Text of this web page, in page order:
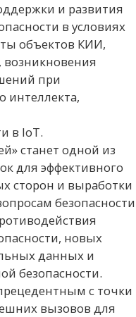
и развития
в условиях
объектов КИИ,
при
интеллекта,
в IoT.
станет одной из
для эффективного
сторон и выработки
безопасности
новых
данных и
безопасности.
с точки
вызовов для